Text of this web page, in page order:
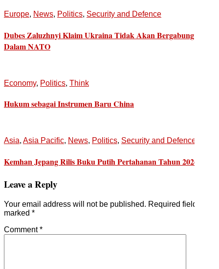
Europe, News, Politics, Security and Defence
Dubes Zaluzhnyi Klaim Ukraina Tidak Akan Bergabung
Dalam NATO
Economy, Politics, Think
Hukum sebagai Instrumen Baru China
Asia, Asia Pacific, News, Politics, Security and Defence
Kemhan Jepang Rilis Buku Putih Pertahanan Tahun 2026
Leave a Reply
Your email address will not be published. Required fields are
marked *
Comment*